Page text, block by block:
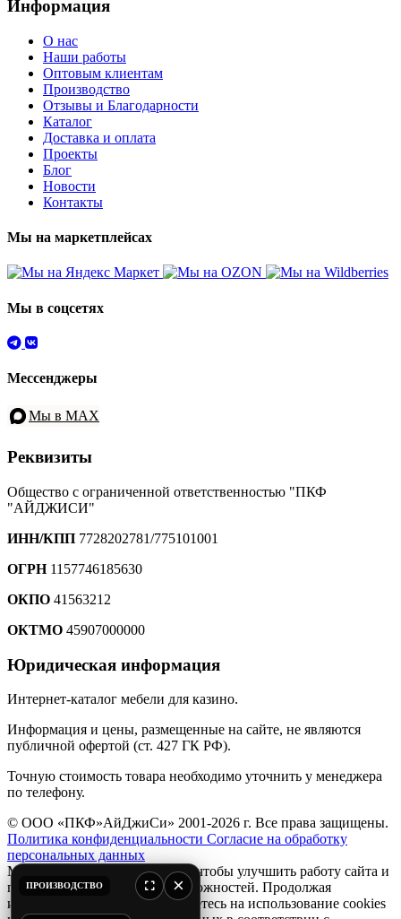
Информация
О нас
Наши работы
Оптовым клиентам
Производство
Отзывы и Благодарности
Каталог
Доставка и оплата
Проекты
Блог
Новости
Контакты
Мы на маркетплейсах
Мы в соцсетях
Мессенджеры
Мы в MAX
Реквизиты
Общество с ограниченной ответственностью "ПКФ
"АЙДЖИСИ"
ИНН/КПП 7728202781/775101001
ОГРН1157746185630
ОКПО 41563212
ОКТМО 45907000000
Юридическая информация
Интернет-каталог мебели для казино.
Информация и цены, размещенные на сайте, не являются
публичной офертой (ст. 427 ГК РФ).
Точную стоимость товара необходимо уточнить у менеджера
по телефону.
© ООО «ПКФ»АйДжиСи» 2001-2026 г. Все права защищены.
Политика конфиденциальности Согласие на обработку
персональных данных
Мы используем файлыcookie , чтобы улучшить работу сайта и
предоставить вам больше возможностей. Продолжая
использовать сайт, вы соглашаетесь на использование cookies
ПРОИЗВОДСТВО ×